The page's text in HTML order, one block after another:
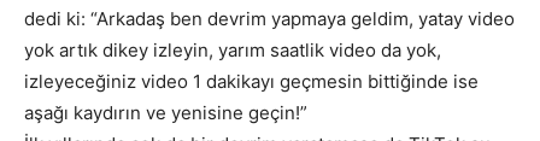
dedi ki: “Arkadaş ben devrim yapmaya geldim, yatay video
yok artık dikey izleyin, yarım saatlik video da yok,
izleyeceğiniz video 1 dakikayı geçmesin bittiğinde ise
aşağı kaydırın ve yenisine geçin!”